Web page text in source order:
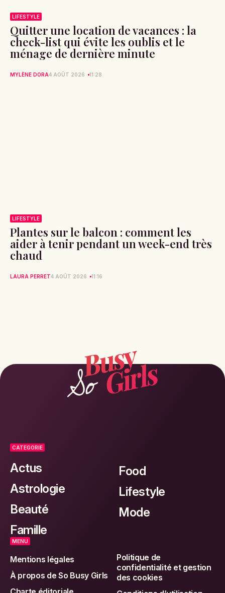
LIFESTYLE
Quitter une location de vacances : la
check-list qui évite les oublis et le
ménage de dernière minute
MYLÈNE DORA4 AOÛT 2026 11:28
LIFESTYLE
Plantes sur le balcon : comment les
aider à tenir pendant un week-end très
chaud
LAURA PERRET4 AOÛT 2026 11:16
CATEGORIE
Actus
Astrologie
Beauté
Famille
Food
Lifestyle
Mode
MENU
Mentions légales
À propos de So Busy Girls
Politique de
confidentialité et gestion
des cookies